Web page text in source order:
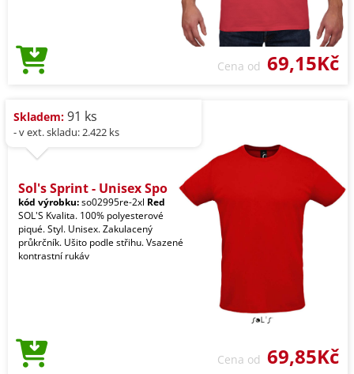
Cena od 69,15Kč
Skladem: 91 ks
- v ext. skladu: 2.422 ks
Sol's Sprint - Unisex Spo
kód výrobku:so02995re-2xl Red
SOL'S Kvalita. 100% polyesterové
piqué. Styl. Unisex. Zakulacený
průkrčník. Ušito podle střihu. Vsazené
kontrastní rukáv
Cena od 69,85Kč